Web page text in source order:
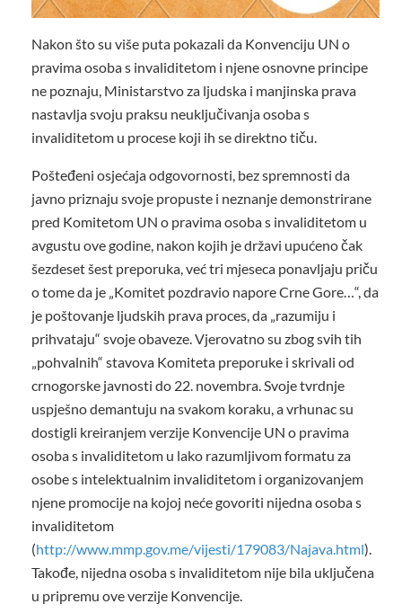
Nakon što su više puta pokazali da Konvenciju UN o
pravima osoba s invaliditetom i njene osnovne principe
ne poznaju, Ministarstvo za ljudska i manjinska prava
nastavlja svoju praksu neuključivanja osoba s
invaliditetom u procese koji ih se direktno tiču.
Pošteđeni osjećaja odgovornosti, bez spremnosti da
javno priznaju svoje propuste i neznanje demonstrirane
pred Komitetom UN o pravima osoba s invaliditetom u
avgustu ove godine, nakon kojih je državi upućeno čak
šezdeset šest preporuka, već tri mjeseca ponavljaju priču
o tome da je „Komitet pozdravio napore Crne Gore…“, da
je poštovanje ljudskih prava proces, da „razumiju i
prihvataju“ svoje obaveze. Vjerovatno su zbog svih tih
„pohvalnih“ stavova Komiteta preporuke i skrivali od
crnogorske javnosti do 22. novembra. Svoje tvrdnje
uspješno demantuju na svakom koraku, a vrhunac su
dostigli kreiranjem verzije Konvencije UN o pravima
osoba s invaliditetom u lako razumljivom formatu za
osobe s intelektualnim invaliditetom i organizovanjem
njene promocije na kojoj neće govoriti nijedna osoba s
invaliditetom
(http://www.mmp.gov.me/vijesti/179083/Najava.html).
Takođe, nijedna osoba s invaliditetom nije bila uključena
u pripremu ove verzije Konvencije.